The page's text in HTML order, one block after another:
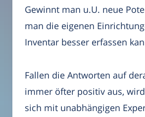
Gewinnt man u.U. neue
man die eigenen
Inventar besser erfassen
Fallen die Antworten auf
immer öfter positiv aus,
sich mit unabhängigen